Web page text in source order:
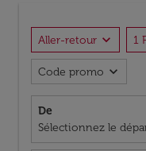
Aller-retour expand_more 1
Code promo expand_more
De
Sélectionnez le